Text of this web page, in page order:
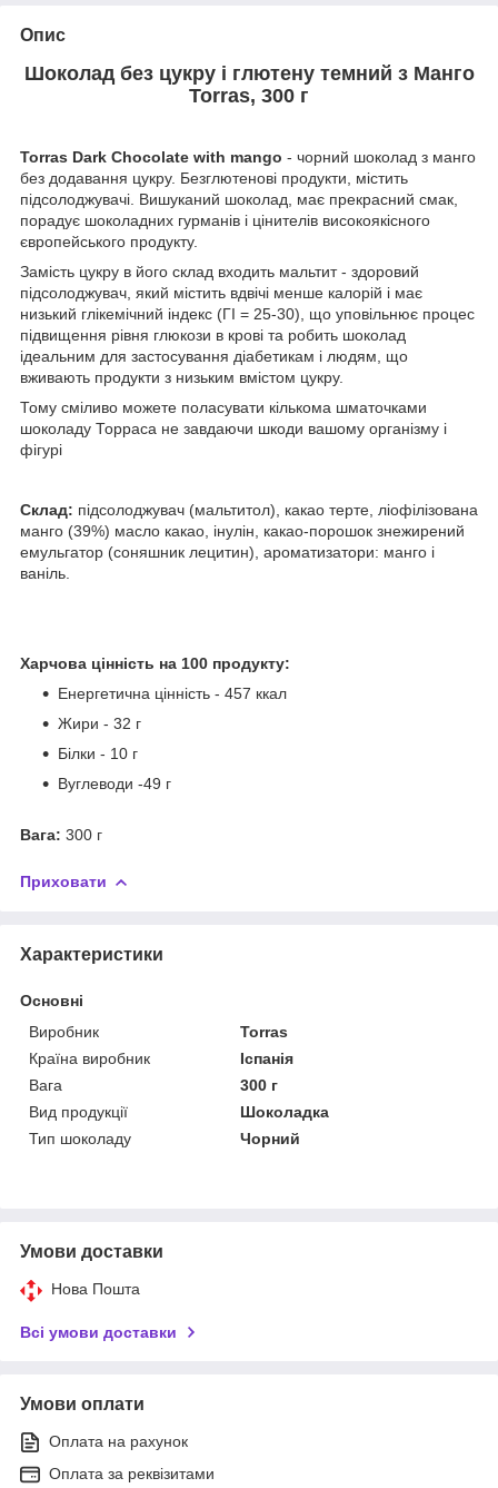
Опис
Шоколад без цукру і глютену темний з Манго
Torras, 300 г
Torras Dark Chocolate with mango - чорний шоколад з манго
без додавання цукру. Безглютенові продукти, містить
підсолоджувачі. Вишуканий шоколад, має прекрасний смак,
порадує шоколадних гурманів і цінителів високоякісного
європейського продукту.
Замість цукру в його склад входить мальтит - здоровий
підсолоджувач, який містить вдвічі менше калорій і має
низький глікемічний індекс (ГІ = 25-30), що уповільнює процес
підвищення рівня глюкози в крові та робить шоколад
ідеальним для застосування діабетикам і людям, що
вживають продукти з низьким вмістом цукру.
Тому сміливо можете поласувати кількома шматочками
шоколаду Торраса не завдаючи шкоди вашому організму і
фігурі
Склад: підсолоджувач (мальтитол), какао терте, ліофілізована
манго (39%) масло какао, інулін, какао-порошок знежирений
емульгатор (соняшник лецитин), ароматизатори: манго і
ваніль.
Харчова цінність на 100 продукту:
Енергетична цінність - 457 ккал
Жири - 32 г
Білки - 10 г
Вуглеводи -49 г
Вага: 300 г
Приховати
Характеристики
Основні
Виробник
Torras
Країна виробник
Іспанія
Вага
300 г
Вид продукції
Шоколадка
Тип шоколаду
Чорний
Умови доставки
Нова Пошта
Всі умови доставки
Умови оплати
Оплата на рахунок
Оплата за реквізитами